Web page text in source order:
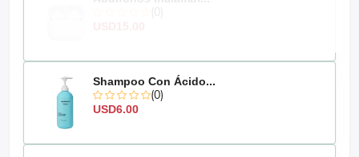
Shampoo Con Ácido...
(0)
USD6.00